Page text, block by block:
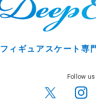
フィギュアスケート専
Follow us